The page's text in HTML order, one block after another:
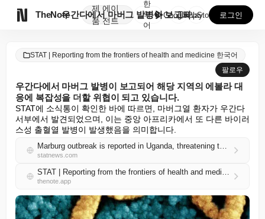
TheNote
제
품
에이
전트
우간다에서 마버그 발병이 보고되어 해당 지역의 에볼라 ...
한
국
어
GooglePlay
AppStore 로그인
STAT | Reporting from the frontiers of health and medicine 한국어
팔로우
우간다에서 마버그 발병이 보고되어 해당 지역의 에볼라 대
응에 복잡성을 더할 위협이 되고 있습니다.
STAT에 소식통이 확인한 바에 따르면, 마버그열 환자가 우간다
서부에서 발견되었으며, 이는 중앙 아프리카에서 또 다른 바이러
스성 출혈열 발병이 발생했음을 의미합니다.
Marburg outbreak is reported in Uganda, threatening to complicate Ebola response in region
statnews.com
STAT | Reporting from the frontiers of health and medicine 한국어 RSS
thenote.app